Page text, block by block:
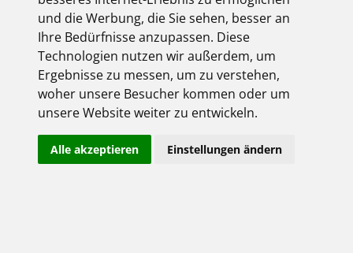
und die Werbung, die Sie sehen, besser an
Ihre Bedürfnisse anzupassen. Diese
Technologien nutzen wir außerdem, um
Ergebnisse zu messen, um zu verstehen,
woher unsere Besucher kommen oder um
unsere Website weiter zu entwickeln.
Alle akzeptieren Einstellungen ändern
SCHRITT FÜR SCHRITT
ANLEITUNGEN ZUR
EINRICHTUNG UND